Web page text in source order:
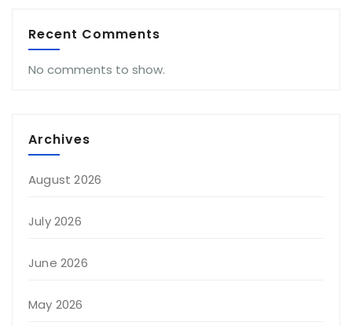
Recent Comments
No comments to show.
Archives
August 2026
July 2026
June 2026
May 2026